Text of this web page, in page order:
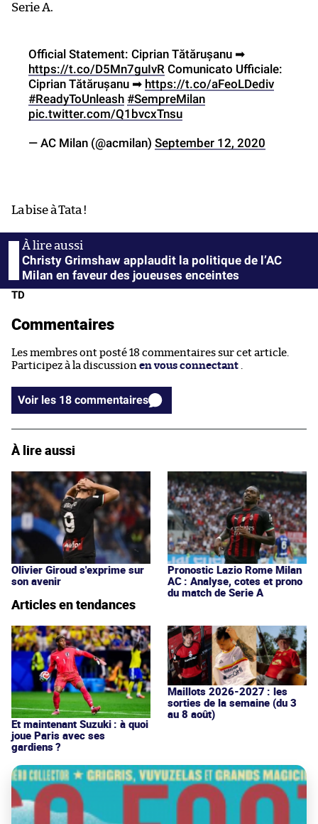
Serie A.
Official Statement: Ciprian Tătăruşanu ➡
https://t.co/D5Mn7guIvR Comunicato Ufficiale:
Ciprian Tătăruşanu ➡ https://t.co/aFeoLDediv
#ReadyToUnleash #SempreMilan
pic.twitter.com/Q1bvcxTnsu
— AC Milan (@acmilan) September 12, 2020
La bise à Tata !
Christy Grimshaw applaudit la politique de l’AC
Milan en faveur des joueuses enceintes
TD
Commentaires
Les membres ont posté 18 commentaires sur cet article.
Participez à la discussion en vous connectant
Voir les 18 commentaires
À lire aussi
Olivier Giroud s'exprime sur
son avenir
Pronostic Lazio Rome Milan
AC : Analyse, cotes et prono
du match de Serie A
Articles en tendances
Et maintenant Suzuki : à quoi
joue Paris avec ses
gardiens ?
Maillots 2026-2027 : les
sorties de la semaine (du 3
au 8 août)